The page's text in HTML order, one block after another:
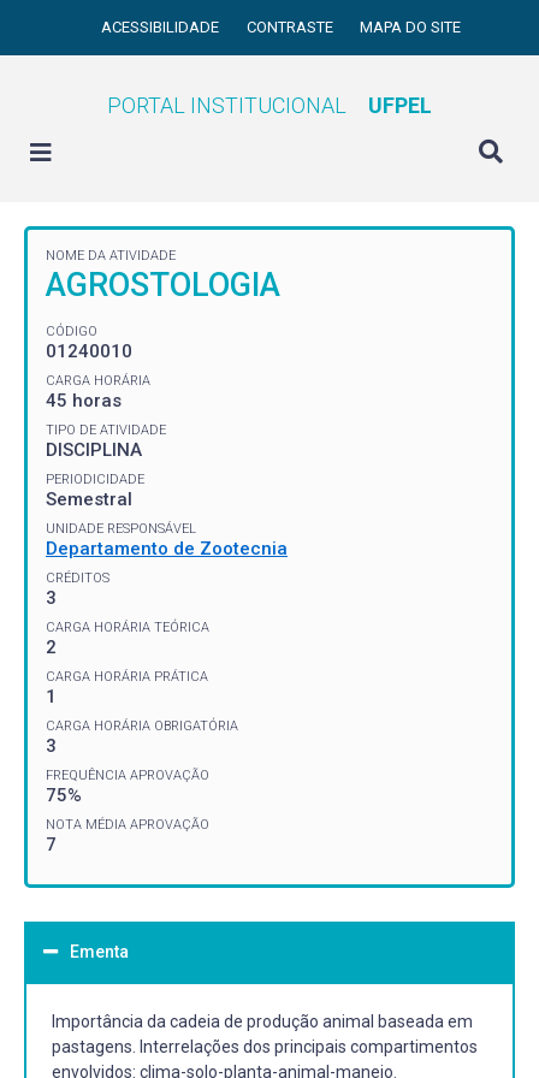
ACESSIBILIDADE CONTRASTE MAPA DO SITE
PORTAL INSTITUCIONAL UFPEL
NOME DA ATIVIDADE
AGROSTOLOGIA
CÓDIGO
01240010
CARGA HORÁRIA
45 horas
TIPO DE ATIVIDADE
DISCIPLINA
PERIODICIDADE
Semestral
UNIDADE RESPONSÁVEL
Departamento de Zootecnia
CRÉDITOS
3
CARGA HORÁRIA TEÓRICA
2
CARGA HORÁRIA PRÁTICA
1
CARGA HORÁRIA OBRIGATÓRIA
3
FREQUÊNCIA APROVAÇÃO
75%
NOTA MÉDIA APROVAÇÃO
7
Ementa
Importância da cadeia de produção animal baseada em
pastagens. Interrelações dos principais compartimentos
envolvidos: clima-solo-planta-animal-manejo.